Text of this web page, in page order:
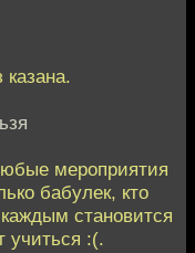
мероприятия
бабулек, кто
становится
:(.